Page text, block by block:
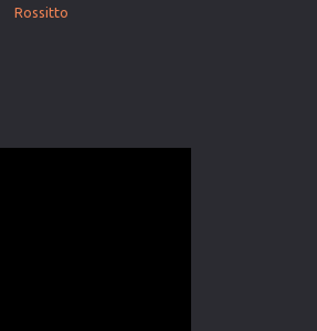
Rossitto